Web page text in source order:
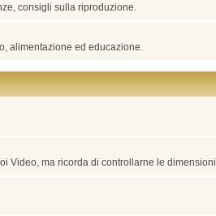
consigli sulla riproduzione.
alimentazione ed educazione.
Video, ma ricorda di controllarne le dimensioni